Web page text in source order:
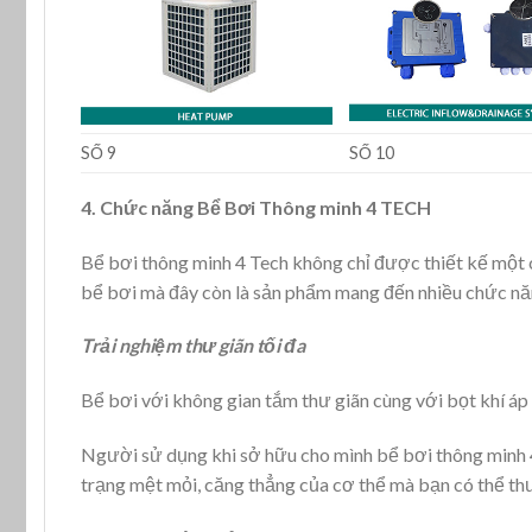
SỐ 9 SỐ 10
4. Chức năng Bể Bơi Thông minh 4 TECH
Bể bơi thông minh 4 Tech không chỉ được thiết kế
bể bơi mà đây còn là sản phẩm mang đến nhiều chức
Trải nghiệm thư giãn tối đa
Bể bơi với không gian tắm thư giãn cùng với bọt khí
Người sử dụng khi sở hữu cho mình bể bơi thông minh
trạng mệt mỏi, căng thẳng của cơ thể mà bạn có thể